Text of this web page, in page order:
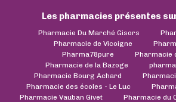
Les pharmacies présentes
Pharmacie Du Marché Gisors
Pharmacie de Vicoigne
Pharma78pure
Pharmacie
Pharmacie de la Bazoge
Pharmacie Bourg Achard
Pharmacie des écoles - Le Luc
Pharmacie Vauban Givet
Pharmacie du